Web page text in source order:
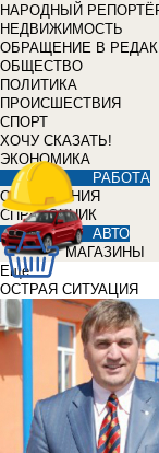
НАРОДНЫЙ
НЕДВИЖИМОСТЬ
ОБРАЩЕНИЕ В
ОБЩЕСТВО
ПОЛИТИКА
ПРОИСШЕСТВИЯ
СПОРТ
ХОЧУ СКАЗАТЬ!
ЭКОНОМИКА
РАБОТА
ОБЪЯВЛЕНИЯ
СПРАВОЧНИК
АВТО
МАГАЗИНЫ
Еще
ОСТРАЯ СИТУАЦИЯ